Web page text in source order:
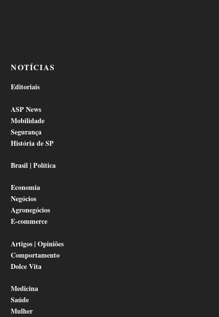
NOTÍCIAS
Editoriais
ASP News
Mobilidade
Segurança
História de SP
Brasil | Política
Economia
Negócios
Agronegócios
E-commerce
Artigos | Opiniões
Comportamento
Dolce Vita
Medicina
Saúde
Mulher